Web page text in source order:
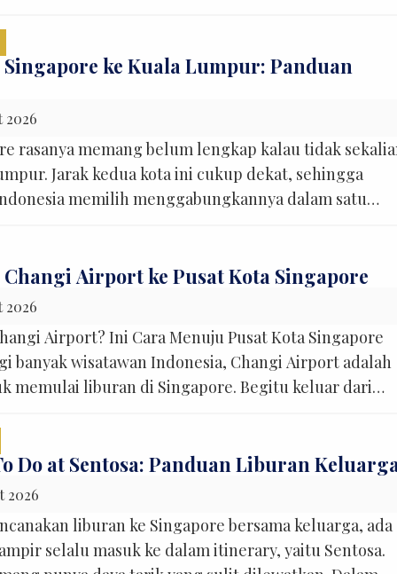
hingga merencanakan transportasi selama
Artikel ini akan membahas langkah-langkah tersebut
ke Kuala Lumpur: Panduan
2026
rasanya memang belum lengkap kalau tidak
Jarak kedua kota ini cukup dekat, sehingga
memilih menggabungkannya dalam satu
kali membuat liburan terasa lebih hemat dan efisien.
yang hampir selalu […]
Airport ke Pusat Kota Singapore
2026
Airport? Ini Cara Menuju Pusat Kota Singapore
banyak wisatawan Indonesia, Changi Airport adalah
memulai liburan di Singapore. Begitu keluar dari
selalu terlintas di kepala, “Setelah ini, bagaimana
Do at Sentosa: Panduan Liburan Keluarga
2026
liburan ke Singapore bersama keluarga, ada
selalu masuk ke dalam itinerary, yaitu Sentosa.